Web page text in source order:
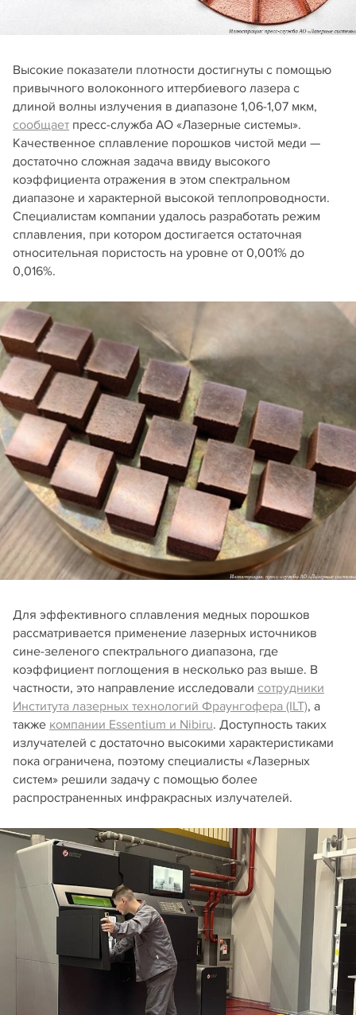
Высокие показатели плотности достигнуты с помощью
привычного волоконного иттербиевого лазера с
длиной волны излучения в диапазоне 1,06-1,07 мкм,
сообщает пресс-служба АО «Лазерные системы».
Качественное сплавление порошков чистой меди —
достаточно сложная задача ввиду высокого
коэффициента отражения в этом спектральном
диапазоне и характерной высокой теплопроводности.
Специалистам компании удалось разработать режим
сплавления, при котором достигается остаточная
относительная пористость на уровне от 0,001% до
0,016%.
Для эффективного сплавления медных порошков
рассматривается применение лазерных источников
сине-зеленого спектрального диапазона, где
коэффициент поглощения в несколько раз выше. В
частности, это направление исследовали сотрудники
Института лазерных технологий Фраунгофера (ILT), а
также компании Essentium и Nibiru. Доступность таких
излучателей с достаточно высокими характеристиками
пока ограничена, поэтому специалисты «Лазерных
систем» решили задачу с помощью более
распространенных инфракрасных излучателей.